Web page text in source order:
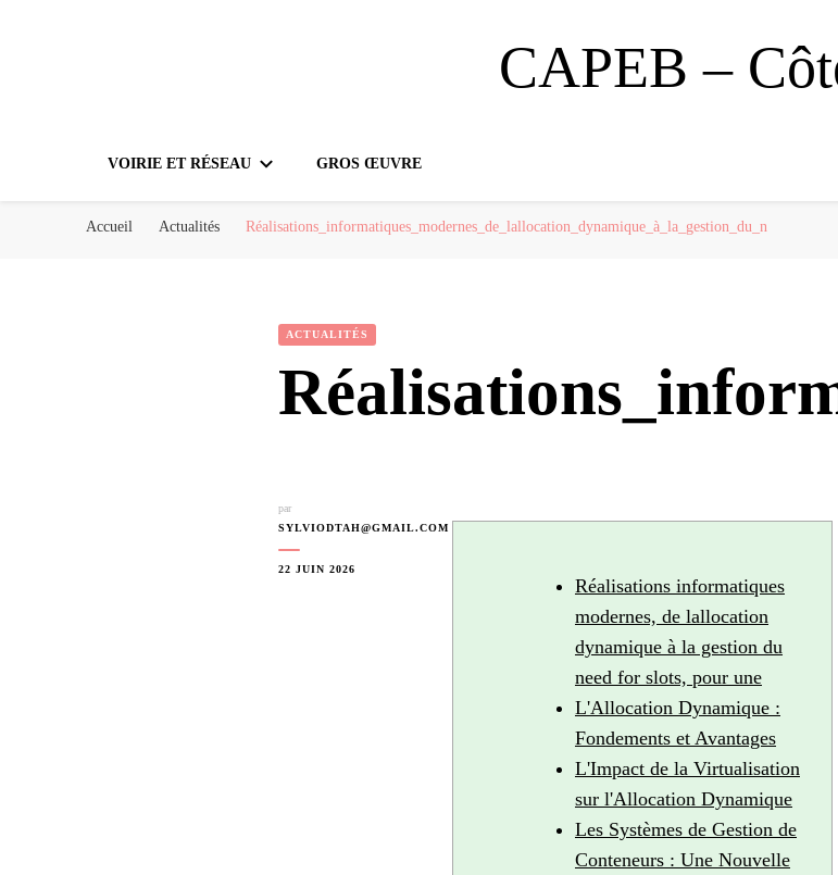
CAPEB –
VOIRIE ET RÉSEAU GROS ŒUVRE
Accueil Actualités Réalisations_informatiques_modernes_de_lallocation_dynamique_à_la_gestion_du_n
ACTUALITÉS
par
SYLVIODTAH@GMAIL.COM
22 JUIN 2026
Réalisations informatiques
modernes, de lallocation
dynamique à la gestion du
need for slots, pour une
L'Allocation Dynamique :
Fondements et Avantages
L'Impact de la Virtualisation
sur l'Allocation Dynamique
Les Systèmes de Gestion de
Conteneurs : Une Nouvelle